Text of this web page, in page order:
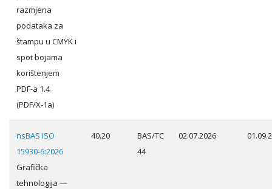
razmjena
podataka za
štampu u CMYK i
spot bojama
korištenjem
PDF-a 1.4
(PDF/X-1a)
nsBAS ISO
15930-6:2026
Grafička
tehnologija —
40.20
BAS/TC
44
02.07.2026